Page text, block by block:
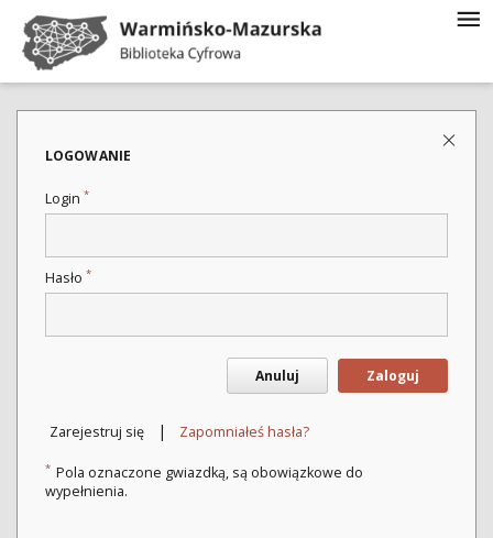
LOGOWANIE
Login *
Hasło *
Anuluj Zaloguj
Zarejestruj się | Zapomniałeś hasła?
* Pola oznaczone gwiazdką, są obowiązkowe do
wypełnienia.